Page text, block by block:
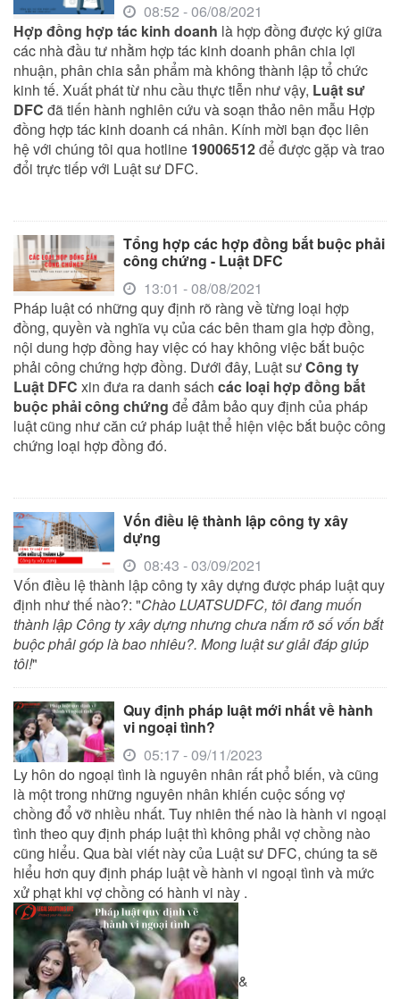
08:52 - 06/08/2021
Hợp đồng hợp tác kinh doanh là hợp đồng được ký giữa
các nhà đầu tư nhằm hợp tác kinh doanh phân chia lợi
nhuận, phân chia sản phẩm mà không thành lập tổ chức
kinh tế. Xuất phát từ nhu cầu thực tiễn như vậy, Luật sư
DFC đã tiến hành nghiên cứu và soạn thảo nên mẫu Hợp
đồng hợp tác kinh doanh cá nhân. Kính mời bạn đọc liên
hệ với chúng tôi qua hotline 19006512để được gặp và trao
đổi trực tiếp với Luật sư DFC.
Tổng hợp các hợp đồng bắt buộc phải
công chứng - Luật DFC
13:01 - 08/08/2021
Pháp luật có những quy định rõ ràng về từng loại hợp
đồng, quyền và nghĩa vụ của các bên tham gia hợp đồng,
nội dung hợp đồng hay việc có hay không việc bắt buộc
phải công chứng hợp đồng. Dưới đây, Luật sưCông ty
Luật DFC xin đưa ra danh sách các loại hợp đồng bắt
buộc phải công chứng để đảm bảo quy định của pháp
luật cũng như căn cứ pháp luật thể hiện việc bắt buộc công
chứng loại hợp đồng đó.
Vốn điều lệ thành lập công ty xây
dựng
08:43 - 03/09/2021
Vốn điều lệ thành lập công ty xây dựng được pháp luật quy
định như thế nào?: "Chào LUATSUDFC, tôi đang muốn
thành lập Công ty xây dựng nhưng chưa nắm rõ số vốn bắt
buộc phải góp là bao nhiêu?. Mong luật sư giải đáp giúp
tôi!"
Quy định pháp luật mới nhất về hành
vi ngoại tình?
05:17 - 09/11/2023
Ly hôn do ngoại tình là nguyên nhân rất phổ biến, và cũng
là một trong những nguyên nhân khiến cuộc sống vợ
chồng đổ vỡ nhiều nhất. Tuy nhiên thế nào là hành vi ngoại
tình theo quy định pháp luật thì không phải vợ chồng nào
cũng hiểu. Qua bài viết này của Luật sư DFC, chúng ta sẽ
hiểu hơn quy định pháp luật về hành vi ngoại tình và mức
xử phạt khi vợ chồng có hành vi này .
&